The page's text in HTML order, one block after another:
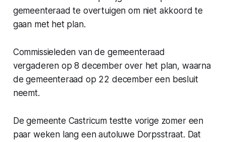
gemeenteraad te overtuigen om niet akkoord te
gaan met het plan.
Commissieleden van de gemeenteraad
vergaderen op 8 december over het plan, waarna
de gemeenteraad op 22 december een besluit
neemt.
De gemeente Castricum testte vorige zomer een
paar weken lang een autoluwe Dorpsstraat. Dat